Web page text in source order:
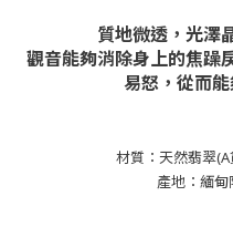
質地微透，光澤
觀音能夠消除身上的焦躁
易怒，從而
材質：天然翡翠
產地：緬甸